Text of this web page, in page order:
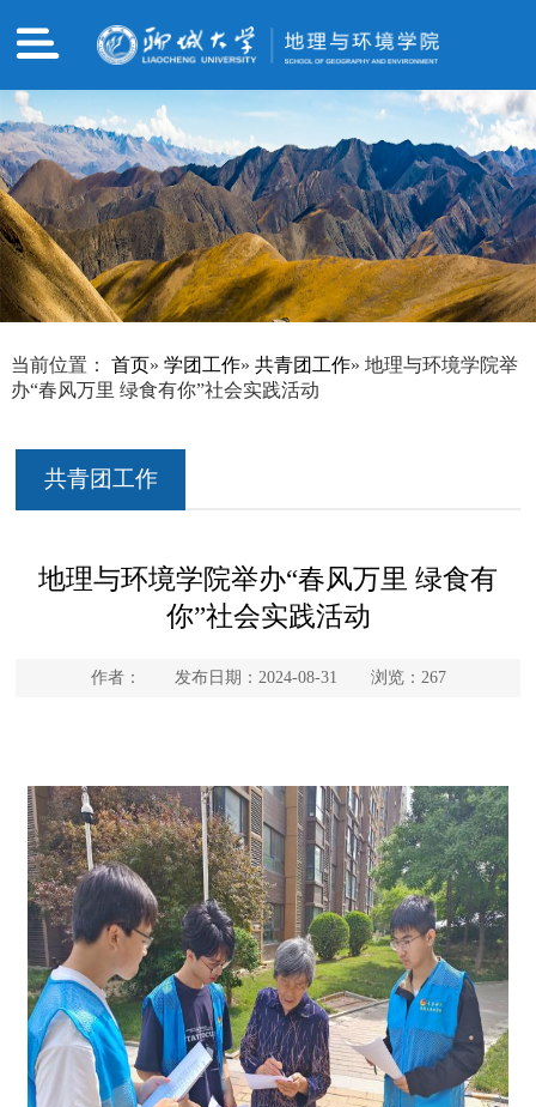
当前位置： 首页» 学团工作» 共青团工作» 地理与环境学院举
办“春风万里 绿食有你”社会实践活动
共青团工作
地理与环境学院举办“春风万里 绿食有
你”社会实践活动
作者： 发布日期：2024-08-31 浏览： 267